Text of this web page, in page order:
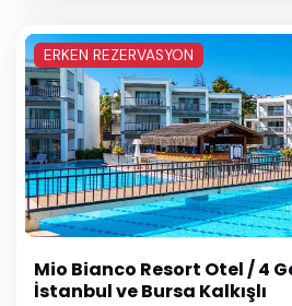
ERKEN REZERVASYON
Mio Bianco Resort Otel / 4
İstanbul ve Bursa Kalkışlı